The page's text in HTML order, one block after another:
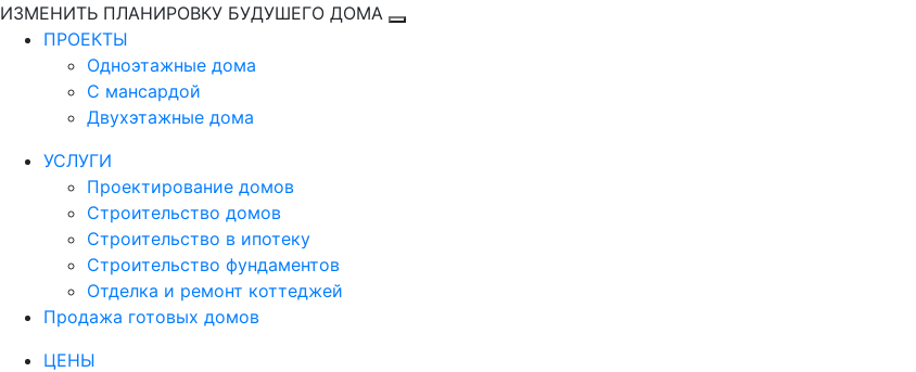
ИЗМЕНИТЬ ПЛАНИРОВКУ БУДУШЕГО ДОМА
ПРОЕКТЫ
Одноэтажные дома
С мансардой
Двухэтажные дома
УСЛУГИ
Проектирование домов
Строительство домов
Строительство в ипотеку
Строительство фундаментов
Отделка и ремонт коттеджей
Продажа готовых домов
ЦЕНЫ